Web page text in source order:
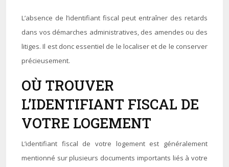
L’absence de l’identifiant fiscal peut entraîner des retards
dans vos démarches administratives, des amendes ou des
litiges. Il est donc essentiel de le localiser et de le conserver
précieusement.
OÙ TROUVER
L’IDENTIFIANT FISCAL DE
VOTRE LOGEMENT
L’identifiant fiscal de votre logement est généralement
mentionné sur plusieurs documents importants liés à votre